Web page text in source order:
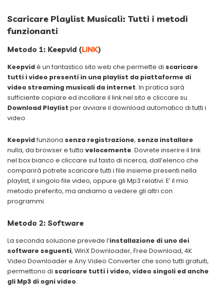
Scaricare Playlist Musicali: Tutti i metodi
funzionanti
Metodo 1: Keepvid (LINK)
Keepvidè un fantastico sito web che permette di scaricare
tutti i video presenti in una playlist da piattaforme di
video streaming musicali da internet. In pratica sarà
sufficiente copiare ed incollare il link nel sito e cliccare su
Download Playlist per avviare il download automatico di tutti i
video.
Keepvidfunziona senza registrazione, senza installare
nulla, da browser e tutto velocemente. Dovrete inserire il link
nel box bianco e cliccare sul tasto di ricerca, dall’elenco che
comparirà potrete scaricare tutti i file insieme presenti nella
playlist, il singolo file video, oppure gli Mp3 relativi. E’ il mio
metodo preferito, ma andiamo a vedere gli altri con
programmi.
Metodo 2: Software
La seconda soluzione prevede l’installazione di uno dei
software seguenti, WinX Downloader, Free Download, 4K
Video Downloader e Any Video Converter che sono tutti gratuiti,
permettono di scaricare tutti i video, video singoli ed anche
gli Mp3 di ogni video.